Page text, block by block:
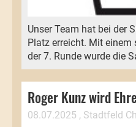
Unser Team hat bei der
Platz erreicht. Mit einem
der 7. Runde wurde die
Roger Kunz wird
08.07.2025 , Stadtfeld